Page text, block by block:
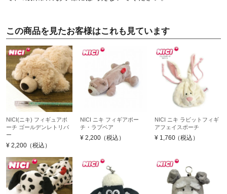
この商品を見たお客様はこれも見ています
NICI(ニキ) フィギュアポ
ーチ ゴールデンレトリバ
ー
¥ 2,200（税込）
NICI ニキ フィギアポー
チ・ラブベア
¥ 2,200（税込）
NICI ニキ ラビットフィギ
アフェイスポーチ
¥ 1,760（税込）